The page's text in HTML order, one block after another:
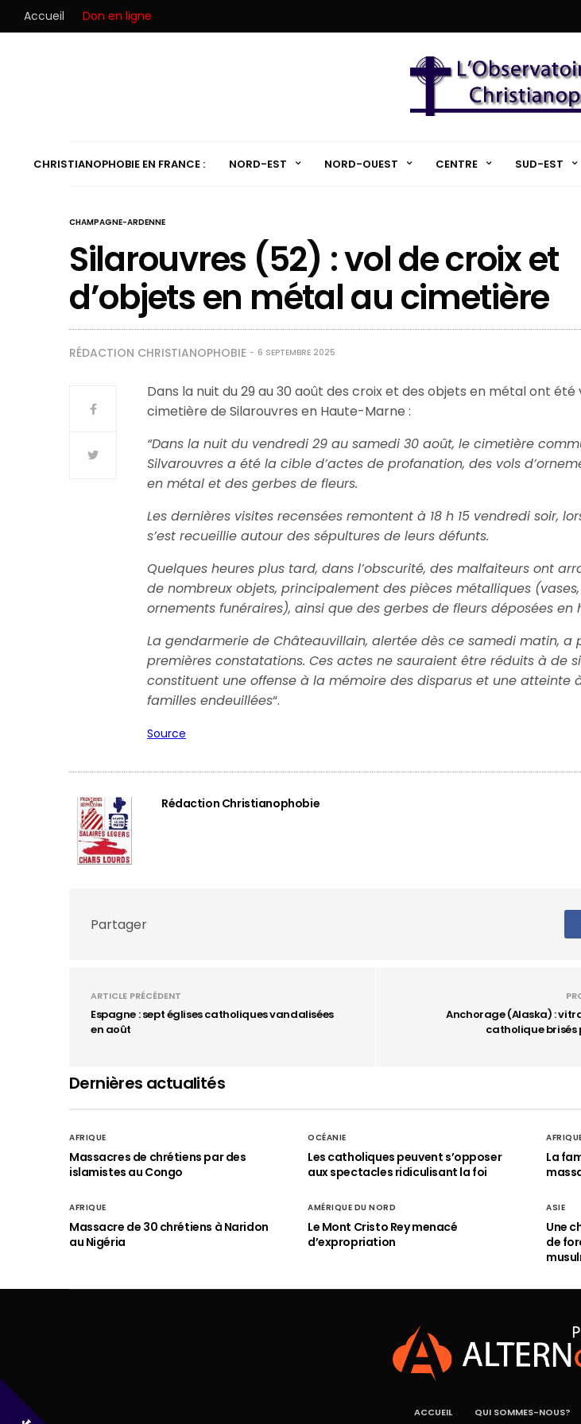
Accueil Don en ligne
CHRISTIANOPHOBIE EN FRANCE : NORD-EST NORD-OUEST CENTRE SUD-EST
CHAMPAGNE-ARDENNE
Silarouvres (52) : vol de croix et
d’objets en métal au cimetière
RÉDACTION CHRISTIANOPHOBIE 6 SEPTEMBRE 2025
Dans la nuit du 29 au 30 août des croix et des objets en métal ont été
cimetière de Silarouvres en Haute-Marne :
“Dans la nuit du vendredi 29 au samedi 30 août, le cimetière
Silvarouvres a été la cible d’actes de profanation, des vols
en métal et des gerbes de fleurs.
Les dernières visites recensées remontent à 18 h 15 vendredi soir,
s’est recueillie autour des sépultures de leurs défunts.
Quelques heures plus tard, dans l’obscurité, des malfaiteurs ont
de nombreux objets, principalement des pièces métalliques
ornements funéraires), ainsi que des gerbes de fleurs déposées en
La gendarmerie de Châteauvillain, alertée dès ce samedi matin, a
premières constatations. Ces actes ne sauraient être réduits à de
constituent une offense à la mémoire des disparus et une atteinte
familles endeuillées“.
Source
Rédaction Christianophobie
Partager
ARTICLE PRÉCÉDENT
Espagne : sept églises catholiques vandalisées
en août
Anchorage (Alaska) :
catholique
Dernières actualités
AFRIQUE
Massacres de chrétiens par des
islamistes au Congo
OCÉANIE
Les catholiques peuvent s’opposer
aux spectacles ridiculisant la foi
La
AFRIQUE
Massacre de 30 chrétiens à Naridon
au Nigéria
AMÉRIQUE DU NORD
Le Mont Cristo Rey menacé
d’expropriation
ASIE
Une
de
ACCUEIL QUI SOMMES-NOUS?